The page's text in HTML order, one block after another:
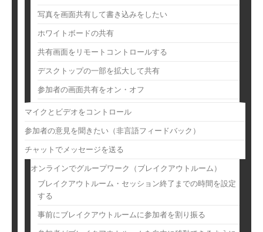
写真を画面共有して書き込みをしたい
ホワイトボードの共有
共有画面をリモートコントロールする
デスクトップの一部を拡大して共有
参加者の画面共有をオン・オフ
マイクとビデオをコントロール
参加者の意見を聞きたい（非言語フィードバック）
チャットでメッセージを送る
オンラインでグループワーク（ブレイクアウトルーム）
ブレイクアウトルーム・セッション終了までの時間を設定
する
事前にブレイクアウトルームに参加者を割り振る